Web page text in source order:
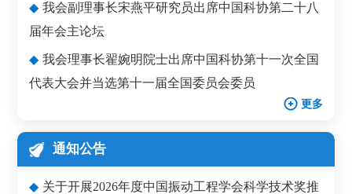
◆ 我会副理事长宋燕平研究员出席中国科协第二十八
届年会主论坛
◆ 我会理事长翟婉明院士出席中国科协第十一次全国
代表大会并当选第十一届全国委员会委员
更多
通知公告
◆ 关于开展2026年度中国振动工程学会科学技术奖推